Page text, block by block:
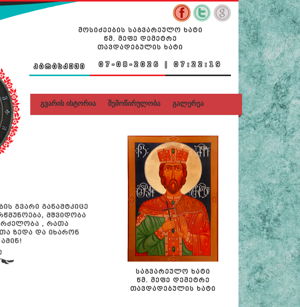
ᲛᲝᲡᲘᲫᲔᲔᲑᲘᲡ ᲡᲐᲒᲕᲐᲠᲔᲣᲚᲝ ᲮᲐᲢᲘ
ᲬᲛ. ᲛᲔᲤᲔ ᲓᲔᲛᲔᲢᲠᲔ
ᲗᲐᲕᲓᲐᲓᲔᲑᲣᲚᲘᲡ ᲮᲐᲢᲘ
ᲞᲐᲠᲐᲡᲙᲔᲕᲘ
გვარის ისტორია შემოწირულობა გალერეა
ᲡᲐᲒᲕᲐᲠᲔᲣᲚᲝ ᲮᲐᲢᲘ
ᲬᲛ. ᲛᲔᲤᲔ ᲓᲔᲛᲔᲢᲠᲔ
ᲗᲐᲕᲓᲐᲓᲔᲑᲣᲚᲘᲡ ᲮᲐᲢᲘ